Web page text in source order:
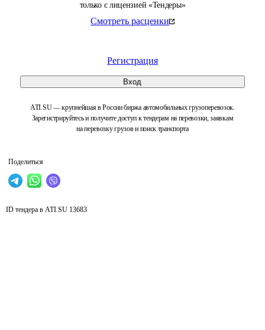
только с лицензией «Тендеры»
Смотреть расценки
Регистрация
Вход
ATI.SU — крупнейшая в России биржа автомобильных грузоперевозок.
Зарегистрируйтесь и получите доступ к тендерам на перевозки, заявкам
на перевозку грузов и поиск транспорта
Поделиться
ID тендера в ATI.SU 13683